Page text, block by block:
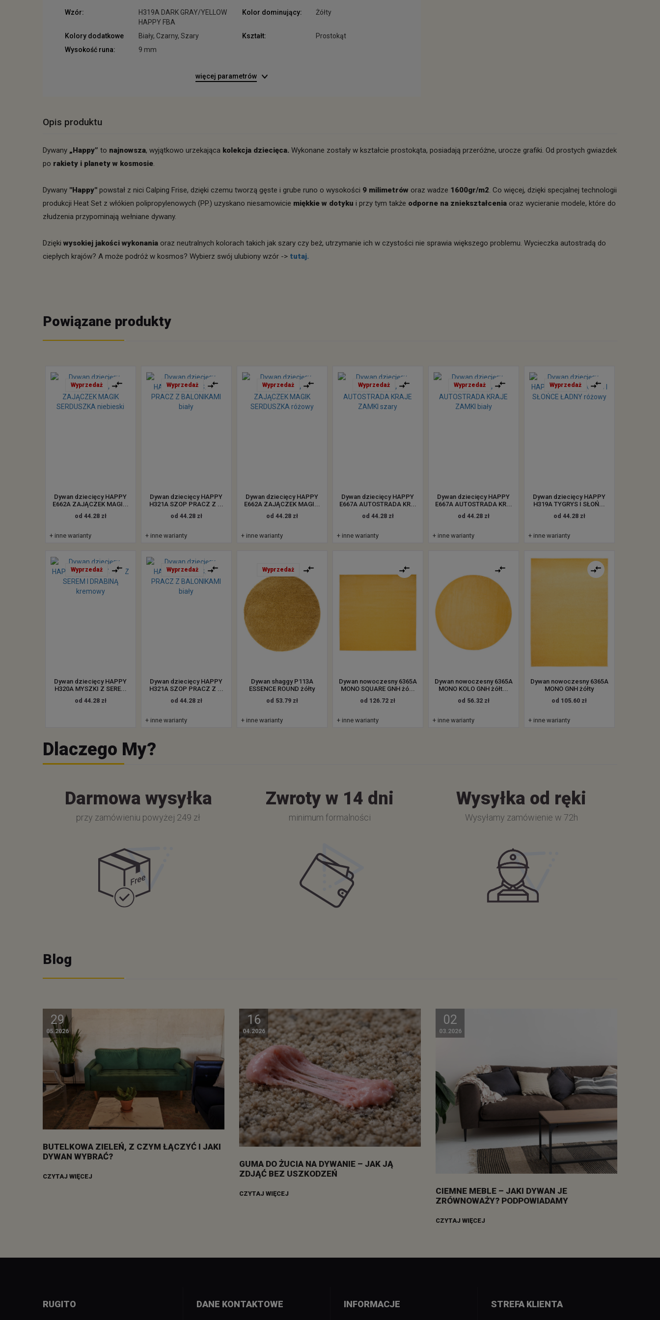
Wzór:
H319A DARK GRAY/YELLOW
HAPPY FBA
Kolor dominujący: Żółty
Kolory dodatkowe Biały, Czarny, Szary Kształt:
Prostokąt
Wysokość runa:
9 mm
więcej parametrów
Opis produktu
Dywany „Happy” to najnowsza, wyjątkowo urzekająca kolekcja dziecięca. Wykonane zostały w kształcie prostokąta, posiadają przeróżne, urocze grafiki. Od prostych gwiazdek
po rakiety i planety w kosmosie.
Dywany ''Happy'' powstał z nici Calping Frise, dzięki czemu tworzą gęste i grube runo o wysokości 9 milimetrów oraz wadze 1600gr/m2. Co więcej, dzięki specjalnej technologii
produkcji Heat Set z włókien polipropylenowych (PP.) uzyskano niesamowicie miękkie w dotyku i przy tym także odporne na zniekształcenia oraz wycieranie modele, które do
złudzenia przypominają wełniane dywany.
Dzięki wysokiej jakości wykonania oraz neutralnych kolorach takich jak szary czy beż, utrzymanie ich w czystości nie sprawia większego problemu. Wycieczka autostradą do
ciepłych krajów? A może podróż w kosmos? Wybierz swój ulubiony wzór -> tutaj.
Powiązane produkty
Wyprzedaż
Dywan dziecięcy HAPPY
E662A ZAJĄCZEK MAGI...
od 44.28 zł
+ inne warianty
Wyprzedaż
Dywan dziecięcy HAPPY
H321A SZOP PRACZ Z ...
od 44.28 zł
+ inne warianty
Wyprzedaż
Dywan dziecięcy HAPPY
E662A ZAJĄCZEK MAGI...
od 44.28 zł
+ inne warianty
Wyprzedaż
Dywan dziecięcy HAPPY
E667A AUTOSTRADA KR...
od 44.28 zł
+ inne warianty
Wyprzedaż
Dywan dziecięcy HAPPY
E667A AUTOSTRADA KR...
od 44.28 zł
+ inne warianty
Wyprzedaż
Dywan dziecięcy HAPPY
H319A TYGRYS I SŁOŃ...
od 44.28 zł
+ inne warianty
Wyprzedaż
Dywan dziecięcy HAPPY
H320A MYSZKI Z SERE...
od 44.28 zł
Wyprzedaż
Dywan dziecięcy HAPPY
H321A SZOP PRACZ Z ...
od 44.28 zł
+ inne warianty
Wyprzedaż
Dywan shaggy P113A
ESSENCE ROUND żółty
od 53.79 zł
+ inne warianty
Dywan nowoczesny 6365A
MONO SQUARE GNH żó...
od 126.72 zł
+ inne warianty
Dywan nowoczesny 6365A
MONO KOLO GNH żółt...
od 56.32 zł
+ inne warianty
Dywan nowoczesny 6365A
MONO GNH żółty
od 105.60 zł
+ inne warianty
Dlaczego My?
Darmowa wysyłka
przy zamówieniu powyżej 249 zł
Zwroty w 14 dni
minimum formalności
Wysyłka od ręki
Wysyłamy zamówienie w 72h
Blog
29
05.2026
BUTELKOWA ZIELEŃ, Z CZYM ŁĄCZYĆ I JAKI
DYWAN WYBRAĆ?
CZYTAJ WIĘCEJ
16
04.2026
GUMA DO ŻUCIA NA DYWANIE – JAK JĄ
ZDJĄĆ BEZ USZKODZEŃ
CZYTAJ WIĘCEJ
02
03.2026
CIEMNE MEBLE – JAKI DYWAN JE
ZRÓWNOWAŻY? PODPOWIADAMY
CZYTAJ WIĘCEJ
RUGITO DANE KONTAKTOWE INFORMACJE STREFA KLIENTA